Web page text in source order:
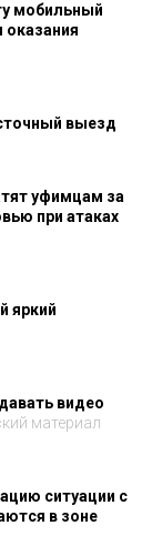
мобильный
оказания
выезд
уфимцам за
при атаках
яркий
видео
материал
ситуации с
в зоне